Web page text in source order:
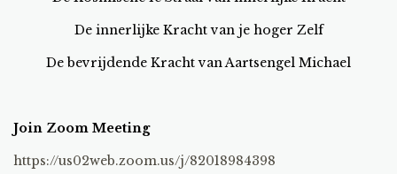
De innerlijke Kracht van je hoger Zelf
De bevrijdende Kracht van Aartsengel Michael
Join Zoom Meeting
https://us02web.zoom.us/j/82018984398